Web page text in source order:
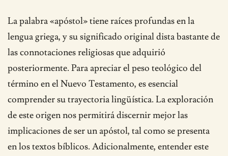
La palabra «apóstol» tiene raíces profundas en la
lengua griega, y su significado original dista bastante de
las connotaciones religiosas que adquirió
posteriormente. Para apreciar el peso teológico del
término en el Nuevo Testamento, es esencial
comprender su trayectoria lingüística. La exploración
de este origen nos permitirá discernir mejor las
implicaciones de ser un apóstol, tal como se presenta
en los textos bíblicos. Adicionalmente, entender este